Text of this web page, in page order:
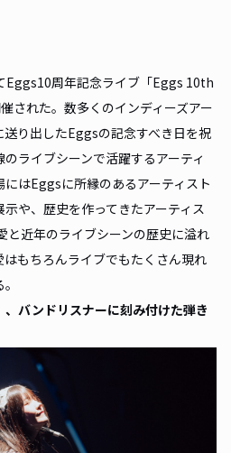
周年記念ライブ「Eggs 10th
された。数多くのインディーズアー
り出したEggsの記念すべき日を祝
ライブシーンで活躍するアーティ
はEggsに所縁のあるアーティスト
や、歴史を作ってきたアーティス
と近年のライブシーンの歴史に溢れ
もちろんライブでもたくさん現れ
バンドリスナーに刻み付けた弾き